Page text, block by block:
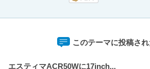
このテーマに投稿さ
エスティマACR50Wに17inch...